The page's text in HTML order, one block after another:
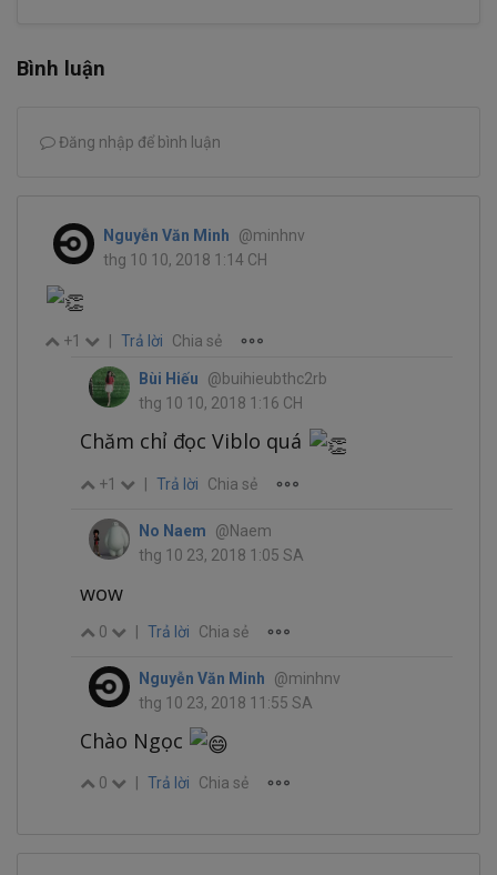
Bình luận
Đăng nhập để bình luận
Nguyễn Văn Minh
@minhnv
thg 10 10, 2018 1:14 CH
+1 Trả lời Chia sẻ
Bùi Hiếu
@buihieubthc2rb
thg 10 10, 2018 1:16 CH
Chăm chỉ đọc Viblo quá
+1 Trả lời Chia sẻ
No Naem
@Naem
thg 10 23, 2018 1:05 SA
wow
0 Trả lời Chia sẻ
Nguyễn Văn Minh
@minhnv
thg 10 23, 2018 11:55 SA
Chào Ngọc
0 Trả lời Chia sẻ